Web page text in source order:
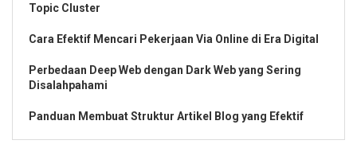
Topic Cluster
Cara Efektif Mencari Pekerjaan Via Online di Era Digital
Perbedaan Deep Web dengan Dark Web yang Sering
Disalahpahami
Panduan Membuat Struktur Artikel Blog yang Efektif